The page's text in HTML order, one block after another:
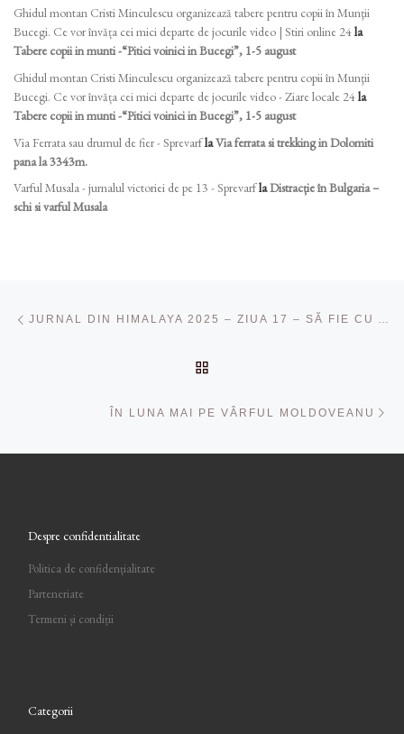
Ghidul montan Cristi Minculescu organizează tabere pentru copii în Munţii
Bucegi. Ce vor învăța cei mici departe de jocurile video | Stiri online 24la
Tabere copii in munti -“Pitici voinici in Bucegi”, 1-5 august
Ghidul montan Cristi Minculescu organizează tabere pentru copii în Munţii
Bucegi. Ce vor învăța cei mici departe de jocurile video - Ziare locale 24la
Tabere copii in munti -“Pitici voinici in Bucegi”, 1-5 august
Via Ferrata sau drumul de fier - SprevarflaVia ferrata si trekking in Dolomiti
pana la 3343m.
Varful Musala - jurnalul victoriei de pe 13 - SprevarflaDistracție în Bulgaria –
schi si varful Musala
JURNAL DIN HIMALAYA 2025 – ZIUA 17 – SĂ FIE CU AVENTURĂ PÂNĂ LA CAPĂT: UITE ZBORUL, NU E ZBORUL!
ÎN LUNA MAI PE VÂRFUL MOLDOVEANU
Despre confidentialitate
Politica de confidențialitate
Parteneriate
Termeni și condiții
Categorii